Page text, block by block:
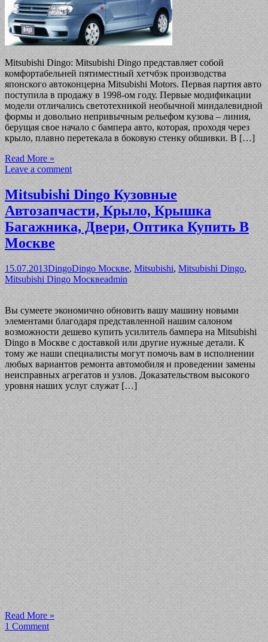
Mitsubishi Dingo: Mitsubishi Dingo представляет собой
комфортабельней пятиместный хетчбэк производства
японского автоконцерна Mitsubishi Motors. Первая партия авто
поступила в продажу в 1998-ом году. Первые модификации
модели отличались светотехникой необычной миндалевидной
формы и довольно непривычным рельефом кузова – линия,
берущая свое начало с бампера авто, которая, проходя через
крыло, плавно перетекала в боковую стенку обшивки. В […]
Read More »
Leave a comment
Mitsubishi Dingo Кузовные
Автозапчасти, Крыло, Крышка
Багажника, Двери, Оптика Купить В
Москве
15.07.2013DingoDingo Москве,Mitsubishi,Mitsubishi Dingo,
Mitsubishi Dingo Москвеadmin
Вы сумеете экономично обновить вашу машину новыми
элементами благодаря представленной нашим салоном
возможности дешево купить усилитель бампера на Mitsubishi
Dingo в Москве с доставкой или другие нужные детали. К
тому же наши специалисты могут помочь вам в исполнении
любых вариантов ремонта автомобиля и проведении замены
неисправных агрегатов и узлов. Доказательством высокого
уровня наших услуг служат […]
Read More »
1 Comment